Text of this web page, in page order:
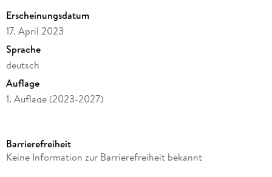
Über die Region:
Markgräflerland um Lörrach, Schopfheim und Basel bieten
eine idyllische Kulisse für Wanderer. Hier findest du grüne
Täler, klare Bäche und imposante Weinberge.
Erscheinungsdatum
17. April 2023
Sprache
deutsch
Auflage
1. Auflage (2023-2027)
Verlag/Hersteller
Barrierefreiheit
Keine Information zur Barrierefreiheit bekannt